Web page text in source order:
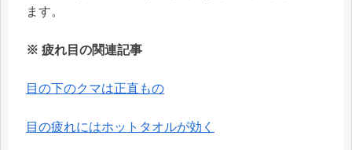
ます。
※ 疲れ目の関連記事
目の下のクマは正直もの
目の疲れにはホットタオルが効く